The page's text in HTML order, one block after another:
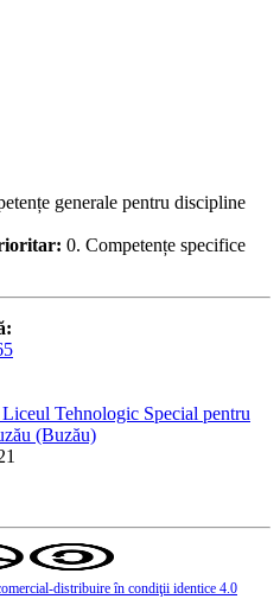
generale pentru discipline
0. Competențe specifice
Tehnologic Special pentru
(Buzău)
distribuire în condiţii identice 4.0